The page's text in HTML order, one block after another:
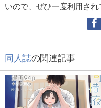
いので、ぜひ一度利用され
同人誌の関連記事